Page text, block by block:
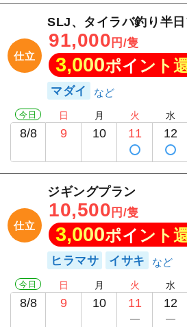
仕立
SLJ、タイラバ釣り半
91,000 円/隻
3,000ポイント
マダイ
今日
8/8
日
9
月
10
火
11
水
12
仕立
ジギングプラン
10,500 円/隻
3,000ポイント
ヒラマサ イサキ
今日
8/8
日
9
月
10
火
11
水
12